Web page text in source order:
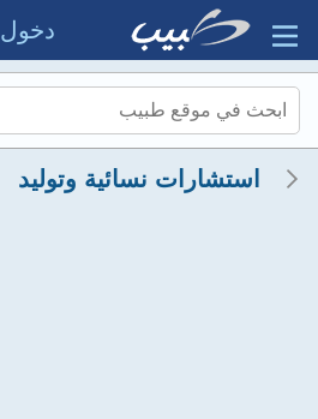
دخول
استشارات نسائية وتوليد